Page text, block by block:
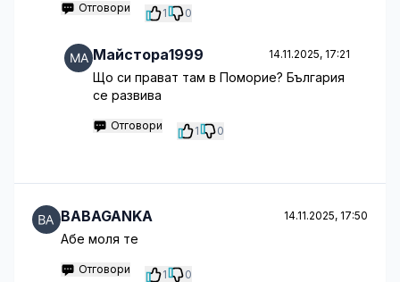
Отговори 1 0
Майстора1999 14.11.2025, 17:21
Що си прават там в Поморие? България
се развива
Отговори 1 0
BABAGANKA 14.11.2025, 17:50
Абе моля те
Отговори 1 0